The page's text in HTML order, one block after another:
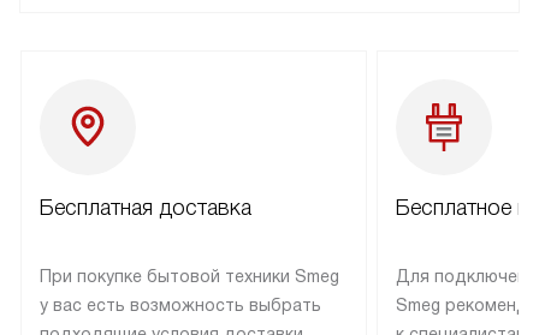
Бесплатная доставка
При покупке бытовой техники Smeg
у вас есть возможность выбрать
Бесплатное
Для
Smeg